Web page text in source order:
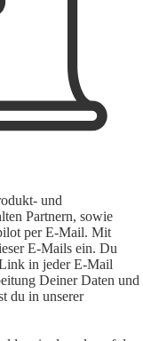
und
Partnern, sowie
per E-Mail. Mit
E-Mails ein. Du
in jeder E-Mail
Deiner Daten und
du in unserer